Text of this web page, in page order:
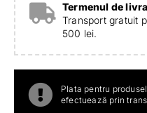
Termenul de
Transport gratuit
500 lei.
Plata pentru
efectuează prin